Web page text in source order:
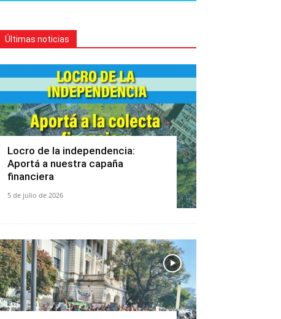
Últimas noticias
Locro de la independencia:
Aportá a nuestra capaña
financiera
5 de julio de 2026